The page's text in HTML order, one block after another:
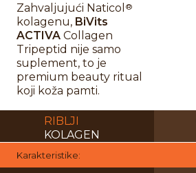
Zahvaljujući Naticol ®
kolagenu, BiVits
ACTIVA Collagen
Tripeptid nije samo
suplement, to je
premium beauty ritual
koji koža pamti.
RIBLJI
KOLAGEN
Karakteristike: